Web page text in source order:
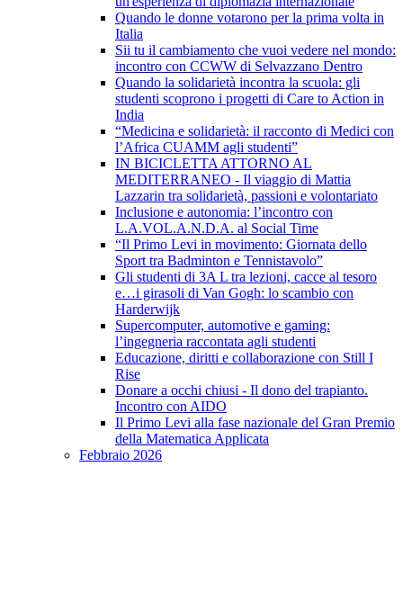
Quando le donne votarono per la prima volta in
Italia
Sii tu il cambiamento che vuoi vedere nel mondo:
incontro con CCWW di Selvazzano Dentro
Quando la solidarietà incontra la scuola: gli
studenti scoprono i progetti di Care to Action in
India
“Medicina e solidarietà: il racconto di Medici con
l’Africa CUAMM agli studenti”
IN BICICLETTA ATTORNO AL
MEDITERRANEO - Il viaggio di Mattia
Lazzarin tra solidarietà, passioni e volontariato
Inclusione e autonomia: l’incontro con
L.A.VOL.A.N.D.A. al Social Time
“Il Primo Levi in movimento: Giornata dello
Sport tra Badminton e Tennistavolo”
Gli studenti di 3A L tra lezioni, cacce al tesoro
e…i girasoli di Van Gogh: lo scambio con
Harderwijk
Supercomputer, automotive e gaming:
l’ingegneria raccontata agli studenti
Educazione, diritti e collaborazione con Still I
Rise
Donare a occhi chiusi - Il dono del trapianto.
Incontro con AIDO
Il Primo Levi alla fase nazionale del Gran Premio
della Matematica Applicata
Febbraio 2026